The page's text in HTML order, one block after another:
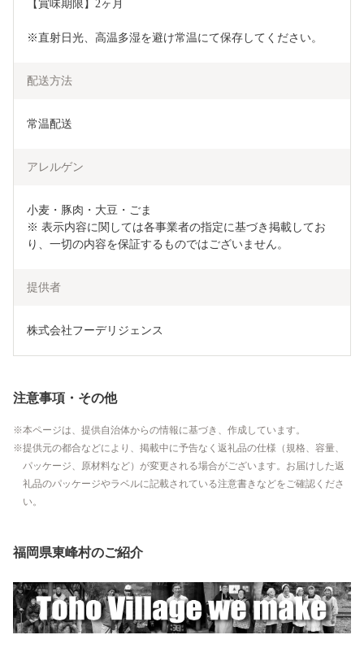
【賞味期限】2ヶ月
※直射日光、高温多湿を避け常温にて保存してください。
配送方法
常温配送
アレルゲン
小麦・豚肉・大豆・ごま
※ 表示内容に関しては各事業者の指定に基づき掲載してお
り、一切の内容を保証するものではございません。
提供者
株式会社フーデリジェンス
注意事項・その他
本ページは、提供自治体からの情報に基づき、作成しています。
提供元の都合などにより、掲載中に予告なく返礼品の仕様（規格、容量、
パッケージ、原材料など）が変更される場合がございます。お届けした返
礼品のパッケージやラベルに記載されている注意書きなどをご確認くださ
い。
福岡県東峰村のご紹介